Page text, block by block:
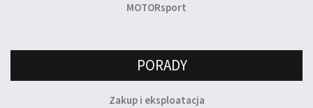
MOTORsport
PORADY
Zakup i eksploatacja